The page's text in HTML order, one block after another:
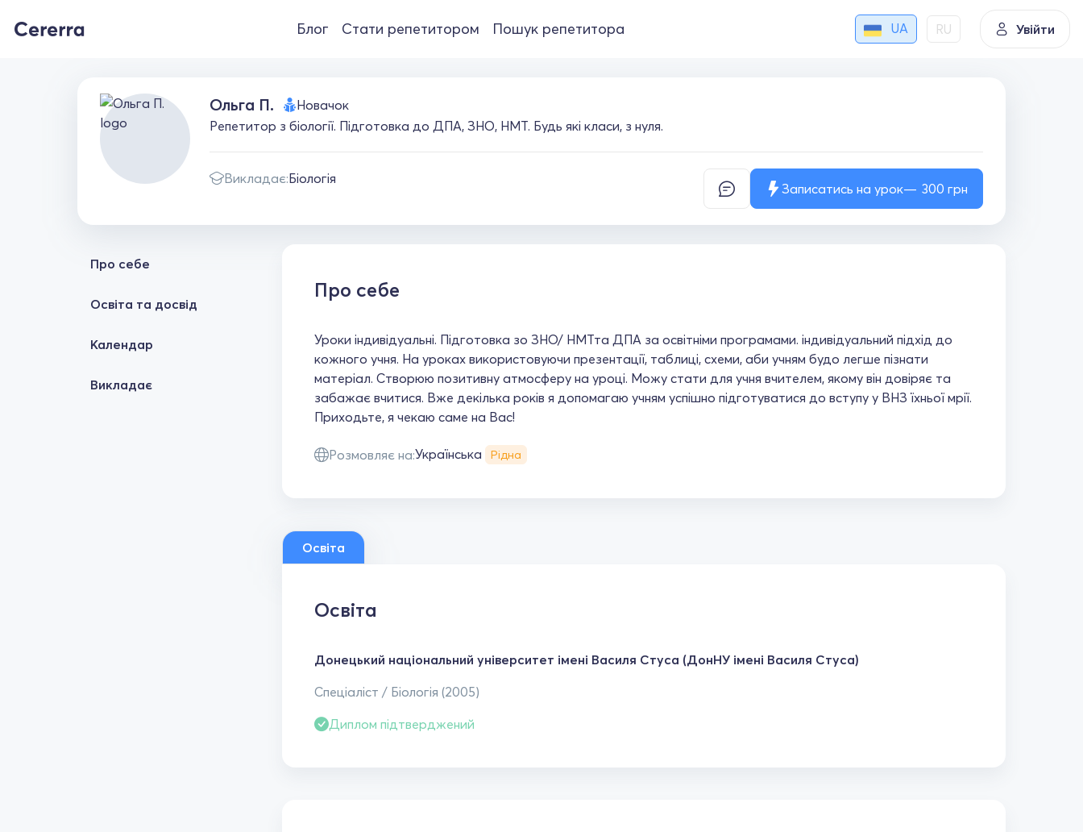
Блог Стати репетитором Пошук репетитора UA RU Увійти
Ольга П.
Новачок
Репетитор з біології. Підготовка до ДПА, ЗНО, НМТ. Будь які класи, з нуля.
Викладає:Біологія
Записатись на урок 300 грн
Про себе
Освіта та досвід
Календар
Викладає
Про себе
Уроки індивідуальні. Підготовка зо ЗНО/ НМТта ДПА за освітніми програмами. індивідуальний підхід до
кожного учня. На уроках використовуючи презентації, таблиці, схеми, аби учням будо легше пізнати
матеріал. Створюю позитивну атмосферу на уроці. Можу стати для учня вчителем, якому він довіряє та
забажає вчитися. Вже декілька років я допомагаю учням успішно підготуватися до вступу у ВНЗ їхньої мрії.
Приходьте, я чекаю саме на Вас!
Розмовляє на:Українська Рідна
Освіта
Освіта
Донецький національний університет імені Василя Стуса (ДонНУ імені Василя Стуса)
Спеціаліст / Біологія (2005)
Диплом підтверджений